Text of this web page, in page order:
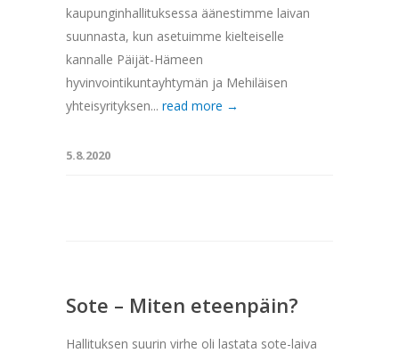
kaupunginhallituksessa äänestimme laivan
suunnasta, kun asetuimme kielteiselle
kannalle Päijät-Hämeen
hyvinvointikuntayhtymän ja Mehiläisen
yhteisyrityksen... read more →
5.8.2020
Sote – Miten eteenpäin?
Hallituksen suurin virhe oli lastata sote-laiva